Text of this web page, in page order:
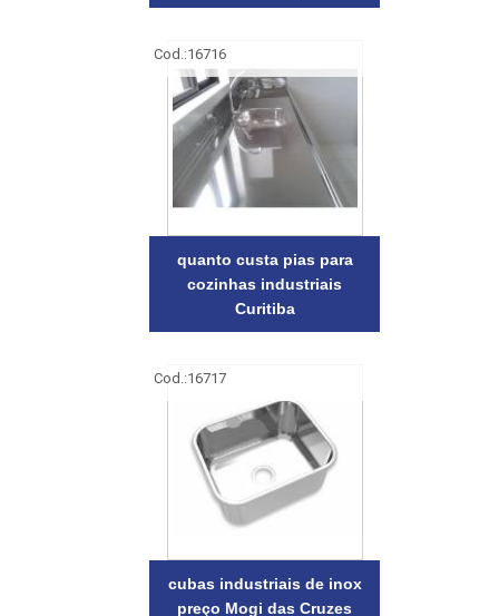
Cod.:16716
quanto custa pias para
cozinhas industriais
Curitiba
Cod.:16717
cubas industriais de inox
preço Mogi das Cruzes